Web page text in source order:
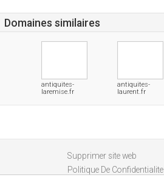
Domaines similaires
antiquites-
laremise.fr
antiquites-
laurent.fr
Supprimer site web
Politique De Confidentialite